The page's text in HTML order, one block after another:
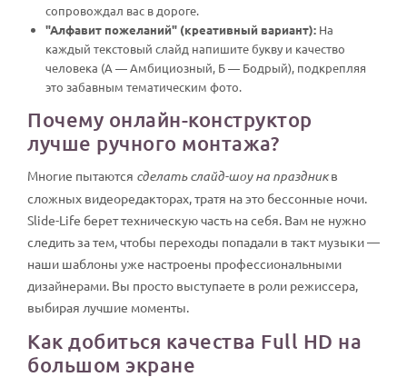
сопровождал вас в дороге.
"Алфавит пожеланий" (креативный вариант): На
каждый текстовый слайд напишите букву и качество
человека (А — Амбициозный, Б — Бодрый), подкрепляя
это забавным тематическим фото.
Почему онлайн-конструктор
лучше ручного монтажа?
Многие пытаются сделать слайд-шоу на праздникв
сложных видеоредакторах, тратя на это бессонные ночи.
Slide-Life берет техническую часть на себя. Вам не нужно
следить за тем, чтобы переходы попадали в такт музыки —
наши шаблоны уже настроены профессиональными
дизайнерами. Вы просто выступаете в роли режиссера,
выбирая лучшие моменты.
Как добиться качества Full HD на
большом экране